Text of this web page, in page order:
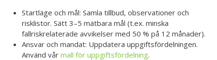
Startläge och mål: Samla tillbud, observationer och
risklistor. Sätt 3–5 mätbara mål (t.ex. minska
fallriskrelaterade avvikelser med 50 % på 12 månader).
Ansvar och mandat: Uppdatera uppgiftsfördelningen.
Använd vår mall för uppgiftsfördelning.